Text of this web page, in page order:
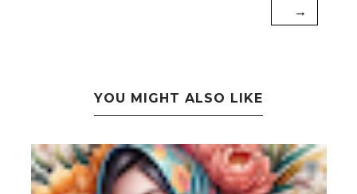
→
YOU MIGHT ALSO LIKE